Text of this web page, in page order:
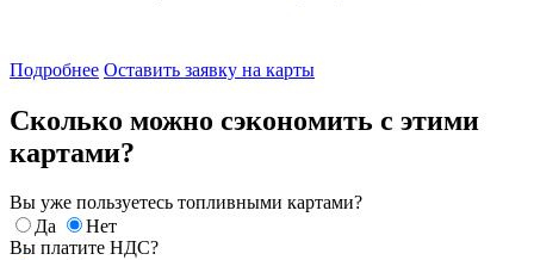
Подробнее Оставить заявку на карты
Сколько можно сэкономить с этими
картами?
Вы уже пользуетесь топливными картами?
Да
Нет
Вы платите НДС?